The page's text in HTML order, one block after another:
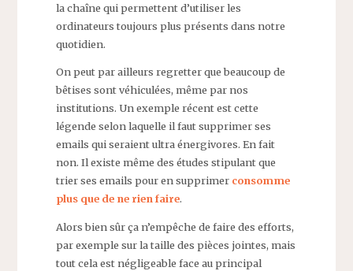
la chaîne qui permettent d’utiliser les
ordinateurs toujours plus présents dans notre
quotidien.
On peut par ailleurs regretter que beaucoup de
bêtises sont véhiculées, même par nos
institutions. Un exemple récent est cette
légende selon laquelle il faut supprimer ses
emails qui seraient ultra énergivores. En fait
non. Il existe même des études stipulant que
trier ses emails pour en supprimer consomme
plus que de ne rien faire.
Alors bien sûr ça n’empêche de faire des efforts,
par exemple sur la taille des pièces jointes, mais
tout cela est négligeable face au principal